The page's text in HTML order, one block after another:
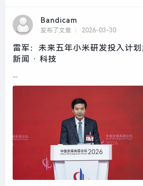
Bandicam
发布了文章 2026-03-30
雷军：未来五年小米研发投入计
新闻 · 科技
...